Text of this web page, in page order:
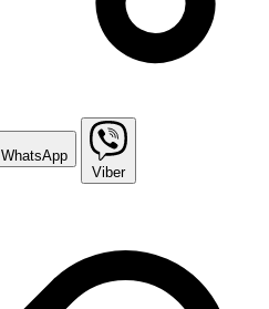
WhatsApp
Viber